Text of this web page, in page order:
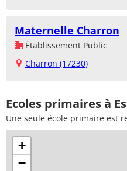
Maternelle Charron
Établissement Public
Charron (17230)
Ecoles primaires à
Une seule école primaire est
+
−